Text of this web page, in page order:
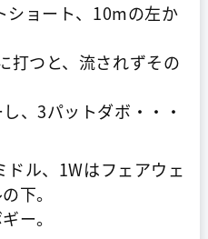
ショート、10mの左か
打つと、流されずその
、3パットダボ・・・
ル、1Wはフェアウェ
下。
ー。